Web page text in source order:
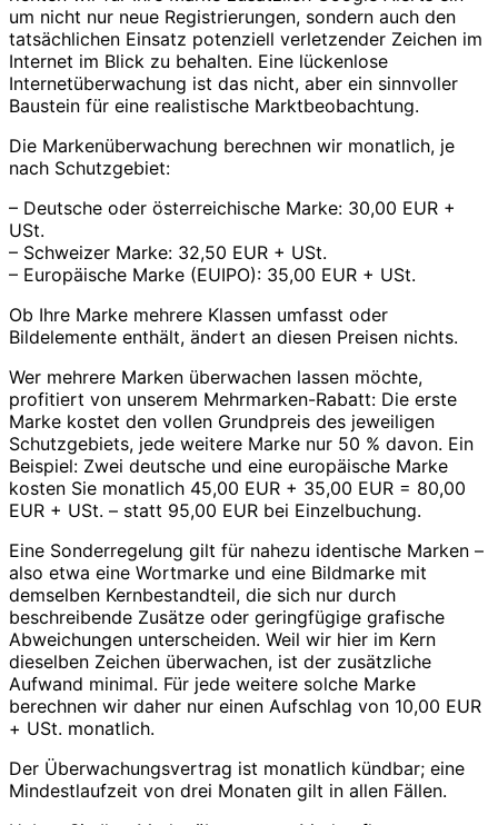
um nicht nur neue Registrierungen, sondern auch den
tatsächlichen Einsatz potenziell verletzender Zeichen im
Internet im Blick zu behalten. Eine lückenlose
Internetüberwachung ist das nicht, aber ein sinnvoller
Baustein für eine realistische Marktbeobachtung.
Die Markenüberwachung berechnen wir monatlich, je
nach Schutzgebiet:
– Deutsche oder österreichische Marke: 30,00 EUR +
USt.
– Schweizer Marke: 32,50 EUR + USt.
– Europäische Marke (EUIPO): 35,00 EUR + USt.
Ob Ihre Marke mehrere Klassen umfasst oder
Bildelemente enthält, ändert an diesen Preisen nichts.
Wer mehrere Marken überwachen lassen möchte,
profitiert von unserem Mehrmarken-Rabatt: Die erste
Marke kostet den vollen Grundpreis des jeweiligen
Schutzgebiets, jede weitere Marke nur 50 % davon. Ein
Beispiel: Zwei deutsche und eine europäische Marke
kosten Sie monatlich 45,00 EUR + 35,00 EUR = 80,00
EUR + USt. – statt 95,00 EUR bei Einzelbuchung.
Eine Sonderregelung gilt für nahezu identische Marken –
also etwa eine Wortmarke und eine Bildmarke mit
demselben Kernbestandteil, die sich nur durch
beschreibende Zusätze oder geringfügige grafische
Abweichungen unterscheiden. Weil wir hier im Kern
dieselben Zeichen überwachen, ist der zusätzliche
Aufwand minimal. Für jede weitere solche Marke
berechnen wir daher nur einen Aufschlag von 10,00 EUR
+ USt. monatlich.
Der Überwachungsvertrag ist monatlich kündbar; eine
Mindestlaufzeit von drei Monaten gilt in allen Fällen.